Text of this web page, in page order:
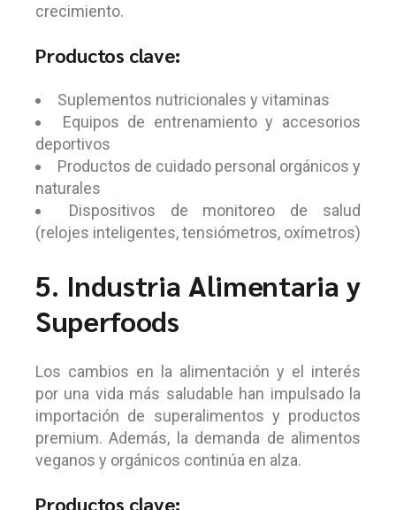
crecimiento.
Productos clave:
Suplementos nutricionales y vitaminas
Equipos de entrenamiento y accesorios
deportivos
Productos de cuidado personal orgánicos y
naturales
Dispositivos de monitoreo de salud
(relojes inteligentes, tensiómetros, oxímetros)
5. Industria Alimentaria y
Superfoods
Los cambios en la alimentación y el interés
por una vida más saludable han impulsado la
importación de superalimentos y productos
premium. Además, la demanda de alimentos
veganos y orgánicos continúa en alza.
Productos clave: